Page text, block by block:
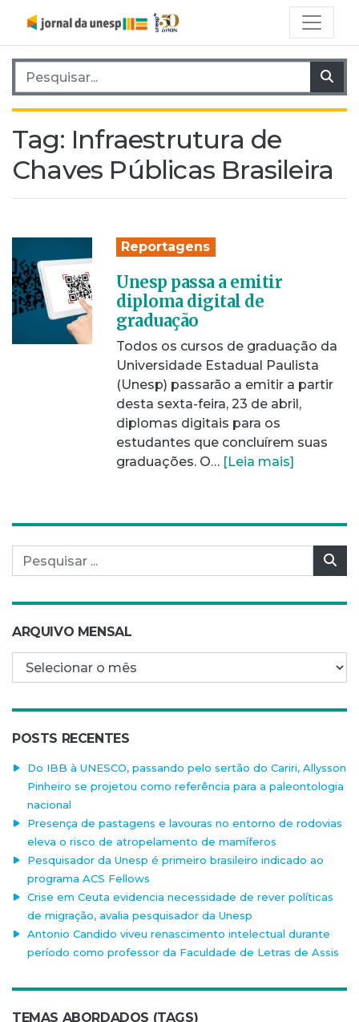
Pesquisar por:
Tag: Infraestrutura de
Chaves Públicas Brasileira
Reportagens
Unesp passa a emitir
diploma digital de
graduação
Todos os cursos de graduação da
Universidade Estadual Paulista
(Unesp) passarão a emitir a partir
desta sexta-feira, 23 de abril,
diplomas digitais para os
estudantes que concluírem suas
graduações. O… [Leia mais]
Pesquisar por:
ARQUIVO MENSAL
Arquivo mensal
POSTS RECENTES
Do IBB à UNESCO, passando pelo sertão do Cariri, Allysson
Pinheiro se projetou como referência para a paleontologia
nacional
Presença de pastagens e lavouras no entorno de rodovias
eleva o risco de atropelamento de mamíferos
Pesquisador da Unesp é primeiro brasileiro indicado ao
programa ACS Fellows
Crise em Ceuta evidencia necessidade de rever políticas
de migração, avalia pesquisador da Unesp
Antonio Candido viveu renascimento intelectual durante
período como professor da Faculdade de Letras de Assis
TEMAS ABORDADOS (TAGS)